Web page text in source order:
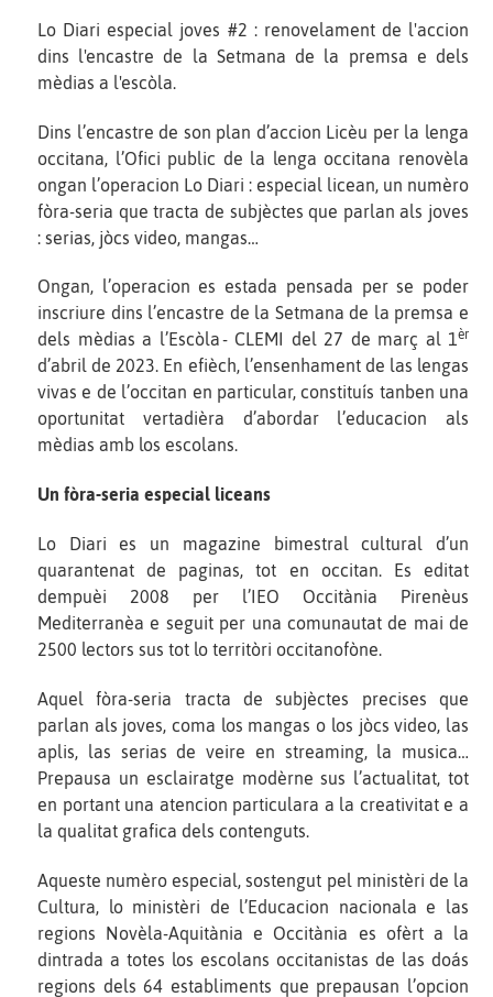
Lo Diari especial joves #2 : renovelament de l'accion
dins l'encastre de la Setmana de la premsa e dels
mèdias a l'escòla.
Dins l’encastre de son plan d’accion Licèu per la lenga
occitana, l’Ofici public de la lenga occitana renovèla
ongan l’operacion Lo Diari : especial licean, un numèro
fòra-seria que tracta de subjèctes que parlan als joves
: serias, jòcs video, mangas…
Ongan, l’operacion es estada pensada per se poder
inscriure dins l’encastre de la Setmana de la premsa e
dels mèdias a l’Escòla - CLEMI del 27 de març al 1èr
d’abril de 2023. En efièch, l’ensenhament de las lengas
vivas e de l’occitan en particular, constituís tanben una
oportunitat vertadièra d’abordar l’educacion als
mèdias amb los escolans.
Un fòra-seria especial liceans
Lo Diari es un magazine bimestral cultural d’un
quarantenat de paginas, tot en occitan. Es editat
dempuèi 2008 per l’IEO Occitània Pirenèus
Mediterranèa e seguit per una comunautat de mai de
2500 lectors sus tot lo territòri occitanofòne.
Aquel fòra-seria tracta de subjèctes precises que
parlan als joves, coma los mangas o los jòcs video, las
aplis, las serias de veire en streaming, la musica…
Prepausa un esclairatge modèrne sus l’actualitat, tot
en portant una atencion particulara a la creativitat e a
la qualitat grafica dels contenguts.
Aqueste numèro especial, sostengut pel ministèri de la
Cultura, lo ministèri de l’Educacion nacionala e las
regions Novèla-Aquitània e Occitània es ofèrt a la
dintrada a totes los escolans occitanistas de las doás
regions dels 64 establiments que prepausan l’opcion